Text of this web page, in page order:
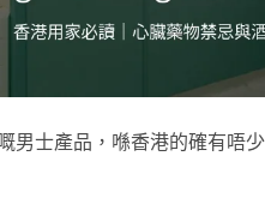
男士產品，喺香港的確有唔